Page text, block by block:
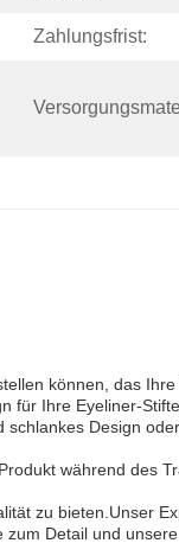
Zahlungsfrist:
können, das
für Ihre Eyeliner-
Design
während des
zu bieten.Unser
Detail und